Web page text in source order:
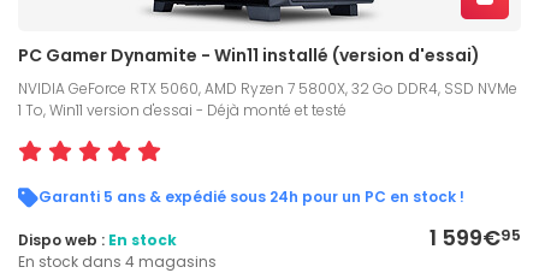
PC Gamer Dynamite - Win11 installé (version d'essai)
NVIDIA GeForce RTX 5060, AMD Ryzen 7 5800X, 32 Go DDR4, SSD NVMe
1 To, Win11 version d'essai - Déjà monté et testé
Garanti 5 ans & expédié sous 24h pour un PC en stock !
1 599€95
Dispo web : En stock
En stock dans 4 magasins